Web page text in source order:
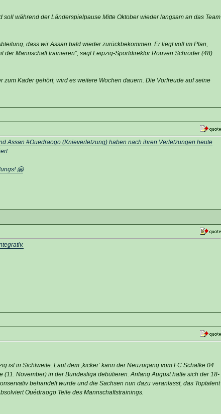
während der Länderspielpause Mitte Oktober wieder langsam an das Team
dass wir Assan bald wieder zurückbekommen. Er liegt voll im Plan,
der Mannschaft trainieren“, sagt Leipzig-Sportdirektor Rouven Schröder (48)
Kader gehört, wird es weitere Wochen dauern. Die Vorfreude auf seine
Assan #Ouedraogo (Knieverletzung) haben nach ihren Verletzungen heute
🤗
ist in Sichtweite. Laut dem ‚kicker‘ kann der Neuzugang vom FC Schalke 04
November) in der Bundesliga debütieren. Anfang August hatte sich der 18-
behandelt wurde und die Sachsen nun dazu veranlasst, das Toptalent
Ouédraogo Teile des Mannschaftstrainings.